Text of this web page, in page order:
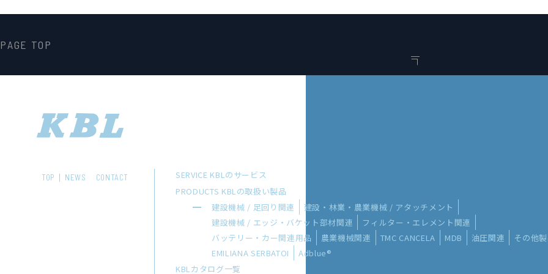
TOP NEWS CONTACT
SERVICE KBLのサービス
PRODUCTS KBLの取扱い製品
建設機械 / 足回り関連
建設・林業・農業機械 / アタッチメント
建設機械 / エッジ・バケット部材関連
フィルター・エレメント関連
バッテリー・カー関連用品
農業機械関連 TMC CANCELA MDB 油圧関連
その他
EMILIANA SERBATOI
Adblue®
KBLカタログ一覧
PAGE TOP